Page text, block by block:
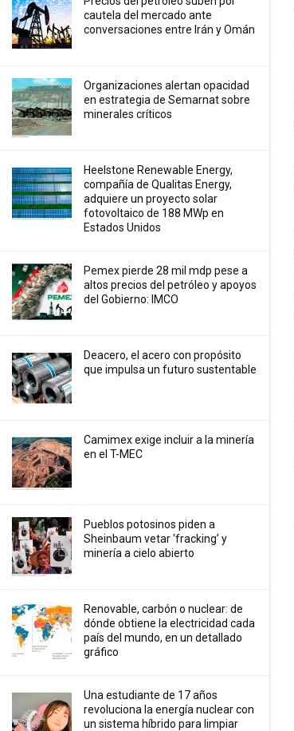
cautela del mercado ante
conversaciones entre Irán y Omán
Organizaciones alertan opacidad
en estrategia de Semarnat sobre
minerales críticos
Heelstone Renewable Energy,
compañía de Qualitas Energy,
adquiere un proyecto solar
fotovoltaico de 188 MWp en
Estados Unidos
Pemex pierde 28 mil mdp pese a
altos precios del petróleo y apoyos
del Gobierno: IMCO
Deacero, el acero con propósito
que impulsa un futuro sustentable
Camimex exige incluir a la minería
en el T-MEC
Pueblos potosinos piden a
Sheinbaum vetar ‘fracking’ y
minería a cielo abierto
Renovable, carbón o nuclear: de
dónde obtiene la electricidad cada
país del mundo, en un detallado
gráfico
Una estudiante de 17 años
revoluciona la energía nuclear con
un sistema híbrido para limpiar